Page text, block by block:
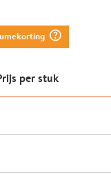
question_mark_circle
per stuk